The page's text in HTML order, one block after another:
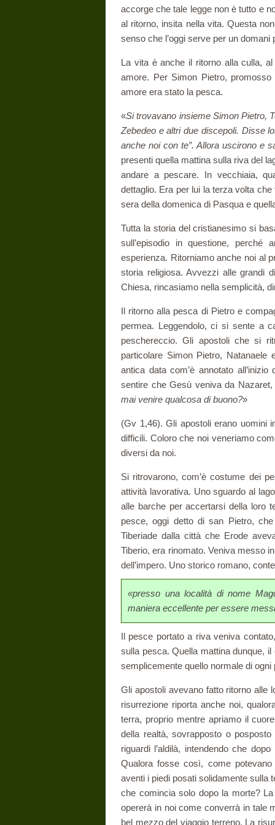
accorge che tale legge non è tutto e
al ritorno, insita nella vita. Questa
senso che l’oggi serve per un domani
La vita è anche il ritorno alla culla,
amore. Per Simon Pietro,
amore era stato la pesca.
«Si trovavano insieme Simon Pietro,
Zebedeo e altri due discepoli. Disse
anche noi con te”. Allora uscirono e
presenti quella mattina sulla riva del
andare a pescare. In vecchiaia,
dettaglio. Era per lui la terza volta
sera della domenica di Pasqua e
Tutta la storia del cristianesimo si
sull’episodio in questione,
esperienza. Ritorniamo anche noi al
storia religiosa. Avvezzi alle grandi
Chiesa, rincasiamo nella semplicità,
Il ritorno alla pesca di Pietro e
permea. Leggendolo, ci si sente a
peschereccio. Gli apostoli che si
particolare Simon Pietro,
antica data com’è annotato
sentire che Gesù veniva da
mai venire qualcosa di buono?»
(Gv 1,46). Gli apostoli erano uomini
difficili. Coloro che noi veneriamo
diversi da noi.
Si ritrovarono, com’è costume dei
attività lavorativa. Uno sguardo al
alle barche per accertarsi della loro
pesce, oggi detto di san Pietro,
Tiberiade dalla città che Erode
Tiberio, era rinomato. Veniva messo
dell’impero. Uno storico romano,
«presso una località di nome
maniera eccellente per essere
Il pesce portato a riva veniva
sulla pesca. Quella mattina dunque,
semplicemente quello normale di
Gli apostoli avevano fatto ritorno alle
risurrezione riporta anche noi,
terra, proprio mentre apriamo il
della realtà, sovrapposto o
riguardi l’aldilà, intendendo che
Qualora fosse così, come
aventi i piedi posati solidamente sulla
che comincia solo dopo la morte?
opererà in noi come converrà in tale
bel mezzo del viaggio terreno. La